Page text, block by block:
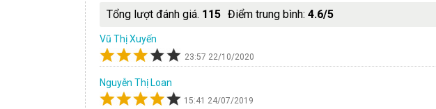
Tổng lượt đánh giá. 115 Điểm trung bình: 4.6/5
Vũ Thị Xuyến
23:57 22/10/2020
Nguyễn Thị Loan
15:41 24/07/2019